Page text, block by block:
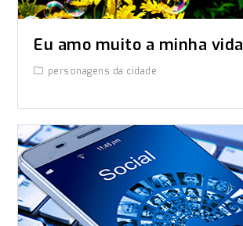
Eu amo muito a minha vida
personagens da cidade